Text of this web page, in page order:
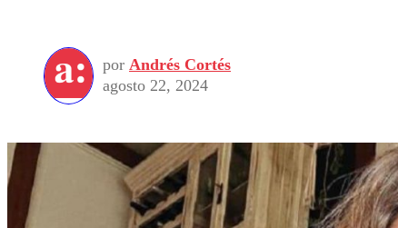
por Andrés Cortés
agosto 22, 2024